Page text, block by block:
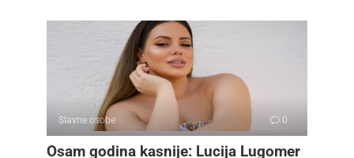
Slavne osobe 0
Osam godina kasnije: Lucija Lugomer